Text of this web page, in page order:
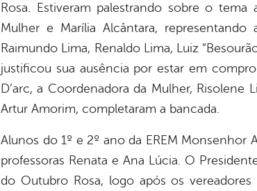
Rosa. Estiveram palestrando sobre o
Mulher e Marília Alcântara, representando
Raimundo Lima, Renaldo Lima, Luiz
justificou sua ausência por estar em
D’arc, a Coordenadora da Mulher, Risolene
Artur Amorim, completaram a bancada.
Alunos do 1º e 2º ano da EREM
professoras Renata e Ana Lúcia. O
do Outubro Rosa, logo após os